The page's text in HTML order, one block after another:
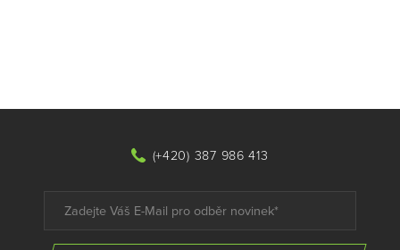
(+420) 387 986 413